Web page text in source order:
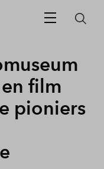
film
pioniers